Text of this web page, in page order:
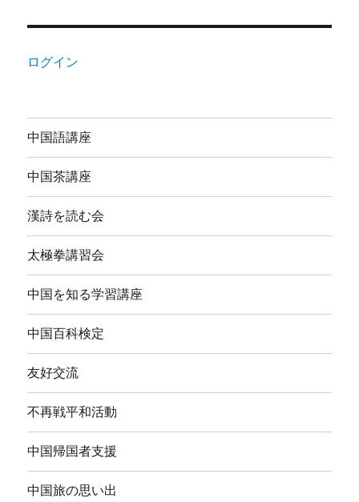
ログイン
中国語講座
中国茶講座
漢詩を読む会
太極拳講習会
中国を知る学習講座
中国百科検定
友好交流
不再戦平和活動
中国帰国者支援
中国旅の思い出